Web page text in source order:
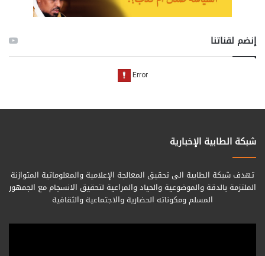
إنضم لقناتنا
شبكة الطابية الإخبارية
تهدف شبكة الطابية الى تحقيق المعالجة الإعلامية والمعلوماتية المتوازنة
الملتزمة بالدقة والموضوعية والحياد والمراعية لتحقيق الانسجام مع الجمهور
المسلم ومكوناته الحضارية والاجتماعية والثقافية